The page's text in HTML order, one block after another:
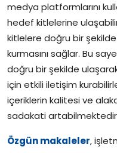
medya platformlarını
hedef kitlelerine
kitlelere doğru bir
kurmasını sağlar. Bu
doğru bir şekilde
için etkili iletişim
içeriklerin kalitesi ve
sadakati
Özgün makaleler,